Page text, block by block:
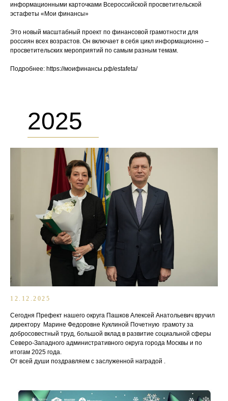
информационными карточками Всероссийской просветительской
эстафеты «Мои финансы»
Это новый масштабный проект по финансовой грамотности для
россиян всех возрастов. Он включает в себя цикл информационно –
просветительских мероприятий по самым разным темам.
Подробнее: https://моифинансы.рф/estafeta/
2025
12.12.2025
Сегодня Префект нашего округа Пашков Алексей Анатольевич вручил
директору Марине Федоровне Куклиной Почетную грамоту за
добросовестный труд, большой вклад в развитие социальной сферы
Северо-Западного административного округа города Москвы и по
итогам 2025 года.
От всей души поздравляем с заслуженной наградой .